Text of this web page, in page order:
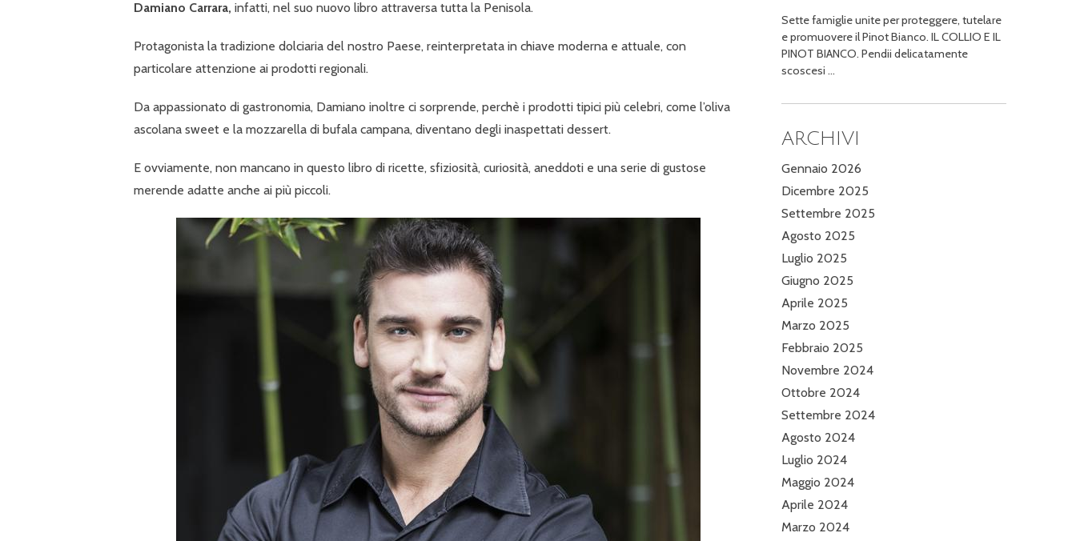
Damiano Carrara, infatti, nel suo nuovo libro attraversa tutta la Penisola.
Protagonista la tradizione dolciaria del nostro Paese, reinterpretata in chiave moderna e attuale, con
particolare attenzione ai prodotti regionali.
Da appassio­nato di gastronomia, Damiano inoltre ci sorprende, perchè i prodotti tipici più celebri, come l’oliva
ascolana sweet e la mozzarella di bufala campana, diventano degli ina­spettati dessert.
E ovviamente, non mancano in questo libro di ricette, sfiziosità, curiosità, aneddoti e una serie di gustose
merende adatte anche ai più piccoli.
Sette famiglie unite per proteggere, tutelare
e promuovere il Pinot Bianco. IL COLLIO E IL
PINOT BIANCO. Pendii delicatamente
scoscesi …
ARCHIVI
Gennaio 2026
Dicembre 2025
Settembre 2025
Agosto 2025
Luglio 2025
Giugno 2025
Aprile 2025
Marzo 2025
Febbraio 2025
Novembre 2024
Ottobre 2024
Settembre 2024
Agosto 2024
Luglio 2024
Maggio 2024
Aprile 2024
Marzo 2024